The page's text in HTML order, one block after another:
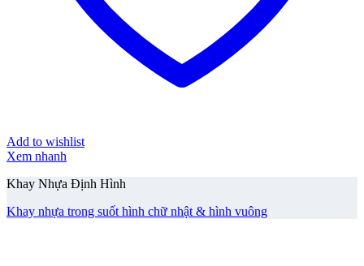
Add to wishlist
Xem nhanh
Khay Nhựa Định Hình
Khay nhựa trong suốt hình chữ nhật & hình vuông